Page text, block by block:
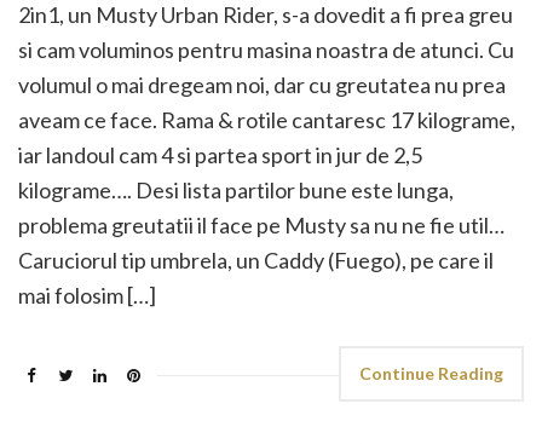
2in1, un Musty Urban Rider, s-a dovedit a fi prea greu
si cam voluminos pentru masina noastra de atunci. Cu
volumul o mai dregeam noi, dar cu greutatea nu prea
aveam ce face. Rama & rotile cantaresc 17 kilograme,
iar landoul cam 4 si partea sport in jur de 2,5
kilograme…. Desi lista partilor bune este lunga,
problema greutatii il face pe Musty sa nu ne fie util…
Caruciorul tip umbrela, un Caddy (Fuego), pe care il
mai folosim […]
Continue Reading